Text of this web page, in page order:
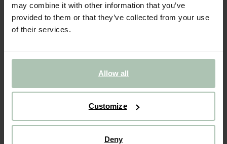
may combine it with other information that you’ve
provided to them or that they’ve collected from your use
of their services.
Allow all
Customize
Deny
Payer après coup
Livraison rapide
AVIS (1)
Débardeur blanc de Sissy-Boy. Le débardeur a un col rond
Composition : 48% coton, 48% modal, 4% élasthane.